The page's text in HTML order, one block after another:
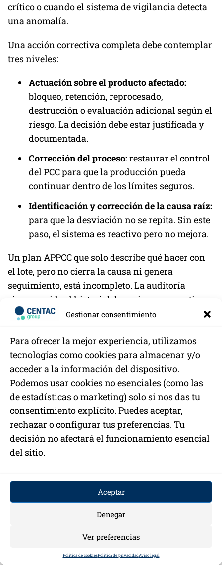
Gestionar consentimiento
Para ofrecer la mejor experiencia, utilizamos
tecnologías como cookies para almacenar y/o
acceder a la información del dispositivo.
Podemos usar cookies no esenciales (como las
de estadísticas o marketing) solo si nos das tu
consentimiento explícito. Puedes aceptar,
rechazar o configurar tus preferencias. Tu
decisión no afectará el funcionamiento esencial
del sitio.
Aceptar
Denegar
Ver preferencias
Política de cookiesPolítica de privacidadAviso legal
crítico o cuando el sistema de vigilancia detecta
una anomalía.
Una acción correctiva completa debe contemplar
tres niveles:
Actuación sobre el producto afectado:
bloqueo, retención, reprocesado,
destrucción o evaluación adicional según el
riesgo. La decisión debe estar justificada y
documentada.
Corrección del proceso:restaurar el control
del PCC para que la producción pueda
continuar dentro de los límites seguros.
Identificación y corrección de la causa raíz:
para que la desviación no se repita. Sin este
paso, el sistema es reactivo pero no mejora.
Un plan APPCC que solo describe qué hacer con
el lote, pero no cierra la causa ni genera
seguimiento, está incompleto. La auditoría
siempre pide el historial de acciones correctivas
y revisa si los problemas se repiten.
6. Procedimientos de verificación
La verificación confirma que el sistema APPCC
funciona tal y como fue diseñado: que los
controles son eficaces, que los registros reflejan
la realidad y que el sistema no ha quedado
obsoleto por cambios en el proceso, el producto o
los proveedores.
evalúa el sistema con perspectiva.
Actividades de verificación más habituales
Revisión periódica de registros de
vigilancia y acciones correctivas.